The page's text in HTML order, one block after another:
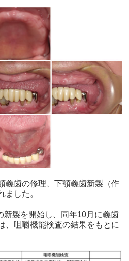
義歯の修理、下顎義歯新製（作
ました。
新製を開始し、同年10月に義歯
、咀嚼機能検査の結果をもとに